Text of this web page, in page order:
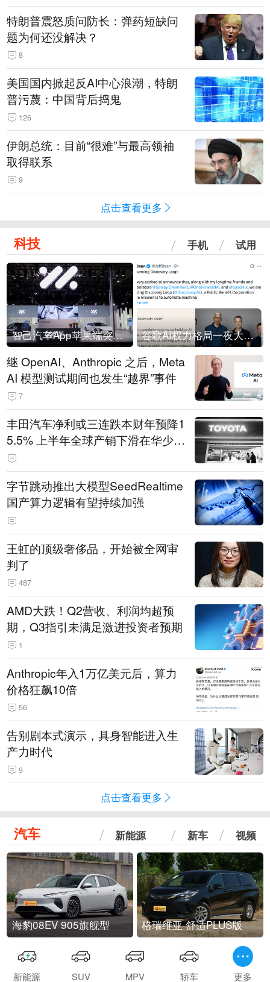
特朗普震怒质问防长：弹药短缺问
题为何还没解决？
8
美国国内掀起反AI中心浪潮，特朗
普污蔑：中国背后捣鬼
126
伊朗总统：目前“很难”与最高领袖
取得联系
9
点击查看更多
科技 手机 试用
智己汽车App苹果端突然“下架” 谷歌AI权力格局一夜大洗牌
继 OpenAI、Anthropic 之后，Meta
AI 模型测试期间也发生“越界”事件
7
丰田汽车净利或三连跌本财年预降1
5.5% 上半年全球产销下滑在华少卖
14.3万辆
字节跳动推出大模型SeedRealtime
国产算力逻辑有望持续加强
王虹的顶级奢侈品，开始被全网审
判了
487
AMD大跌！Q2营收、利润均超预
期，Q3指引未满足激进投资者预期
1
Anthropic年入1万亿美元后，算力
价格狂飙10倍
56
告别剧本式演示，具身智能进入生
产力时代
9
点击查看更多
汽车 新能源 新车 视频
海豹08EV 905旗舰型 格瑞维亚 舒适PLUS版
新能源 SUV MPV 轿车 更多